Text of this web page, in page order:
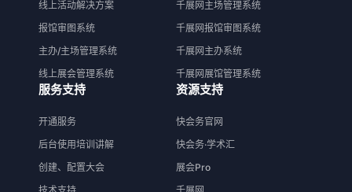
线上活动解决方案
报馆审图系统
主办/主场管理系统
线上展会管理系统
千展网主场管理系统
千展网报馆审图系统
千展网主办系统
千展网展馆管理系统
服务支持
开通服务
后台使用培训讲解
创建、配置大会
资源支持
快会务官网
快会务·学术汇
展会Pro